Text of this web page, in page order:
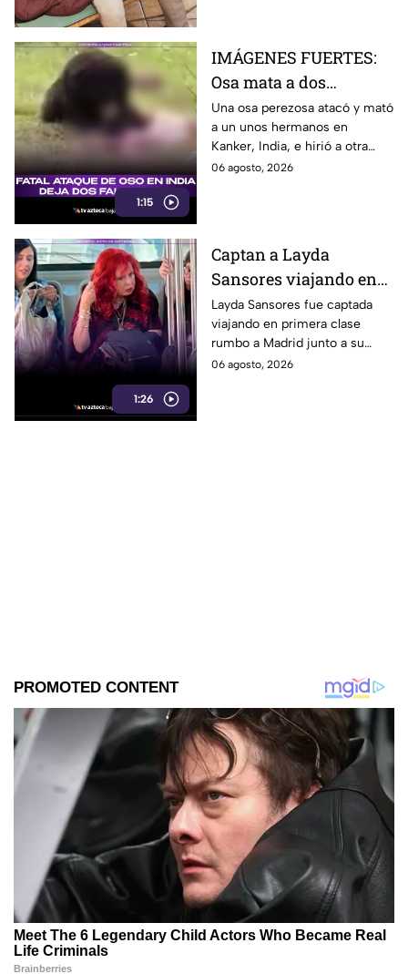
1:15
IMÁGENES FUERTES:
Osa mata a dos
hermanos y hiere a una
más en distrito en
pleno parque
Una osa perezosa atacó y mató
a un unos hermanos en
Kanker, India, e hirió a otra
mujer, tras la muerte de una
06 agosto, 2026
1:26
Captan a Layda
Sansores viajando en
primera clase rumbo a
Madrid junto a su
hermana
Layda Sansores fue captada
viajando en primera clase
rumbo a Madrid junto a su
hermana, quien se desempeña
06 agosto, 2026